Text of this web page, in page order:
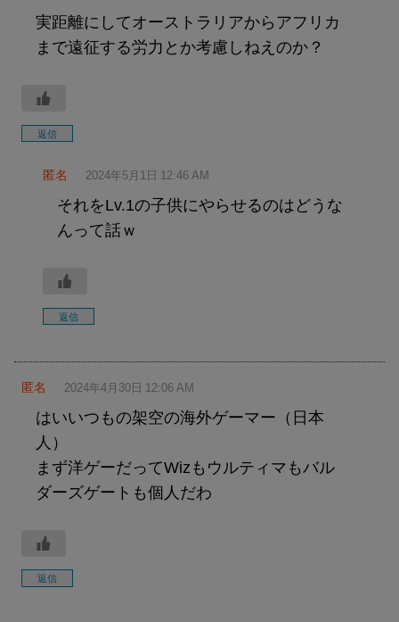
実距離にしてオーストラリアからアフリカ
まで遠征する労力とか考慮しねえのか？
返信
匿名 2024年5月1日 12:46 AM
それをLv.1の子供にやらせるのはどうな
んって話ｗ
返信
匿名 2024年4月30日 12:06 AM
はいいつもの架空の海外ゲーマー（日本
人）
まず洋ゲーだってWizもウルティマもバル
ダーズゲートも個人だわ
返信